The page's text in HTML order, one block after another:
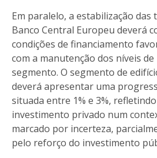
Em paralelo, a estabilização das
Banco Central Europeu deverá
condições de financiamento
com a manutenção dos níveis
segmento. O segmento de
deverá apresentar uma
situada entre 1% e 3%,
investimento privado num
marcado por incerteza,
pelo reforço do investimento